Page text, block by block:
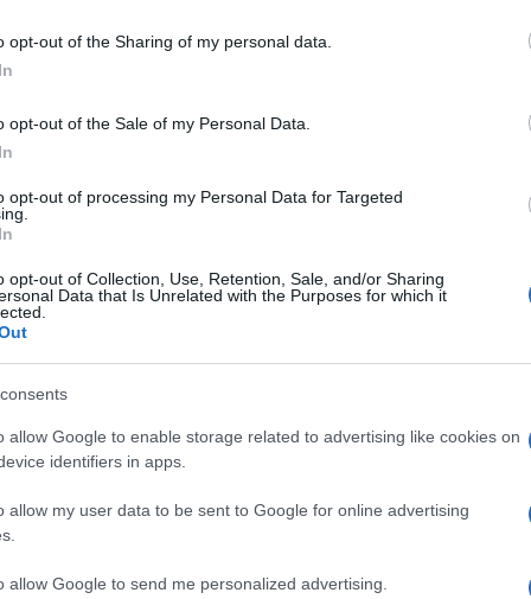
opt-out of the Sharing of my personal data.
opt-out of the Sale of my Personal Data.
opt-out of processing my Personal Data for Targeted
opt-out of Collection, Use, Retention, Sale, and/or Sharing
Data that Is Unrelated with the Purposes for which it
allow Google to enable storage related to advertising like cookies on
identifiers in apps.
allow my user data to be sent to Google for online advertising
allow Google to send me personalized advertising.
Giorgetti, ha escluso l’idea di una